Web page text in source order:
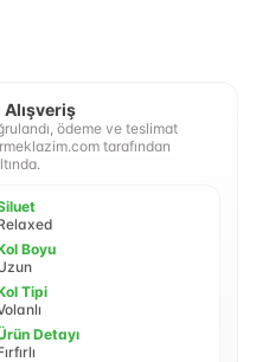
ödeme ve teslimat
tarafından
Boyu
Tipi
Detayı